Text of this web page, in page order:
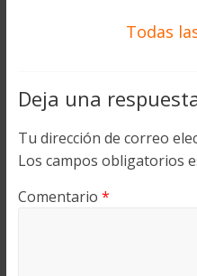
Todas
Deja una
Tu dirección de correo
Los campos obligatorios
Comentario *